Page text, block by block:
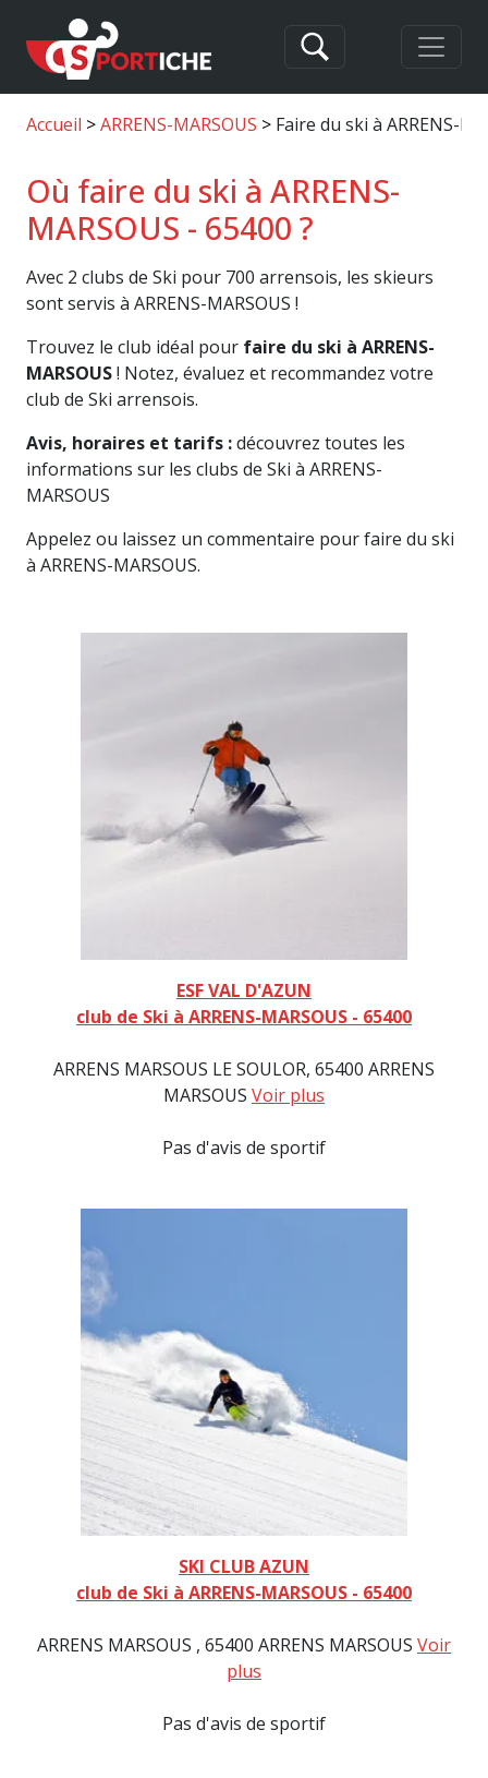
Accueil ARRENS-MARSOUS Faire du ski à ARRENS-
Où faire du ski à ARRENS-
MARSOUS - 65400 ?
Avec 2 clubs de Ski pour 700 arrensois, les skieurs
sont servis à ARRENS-MARSOUS !
Trouvez le club idéal pour faire du ski à ARRENS-
MARSOUS! Notez, évaluez et recommandez votre
club de Ski arrensois.
Avis, horaires et tarifs :découvrez toutes les
informations sur les clubs de Ski à ARRENS-
MARSOUS
Appelez ou laissez un commentaire pour faire du ski
à ARRENS-MARSOUS.
ESF VAL D'AZUN
club de Ski à ARRENS-MARSOUS - 65400
ARRENS MARSOUS LE SOULOR, 65400 ARRENS
MARSOUS Voir plus
Pas d'avis de sportif
SKI CLUB AZUN
club de Ski à ARRENS-MARSOUS - 65400
ARRENS MARSOUS , 65400 ARRENS MARSOUS Voir
plus
Pas d'avis de sportif